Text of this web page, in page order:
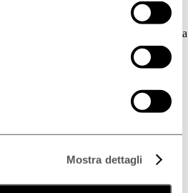
Mostra dettagli
la cui gamma di prodotti è dedicata
pelle.